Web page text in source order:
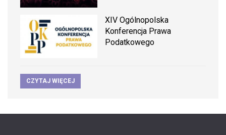
XIV Ogólnopolska
Konferencja Prawa
Podatkowego
CZYTAJ WIĘCEJ